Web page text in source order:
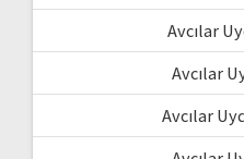
Avcılar
Avcılar
Avcılar